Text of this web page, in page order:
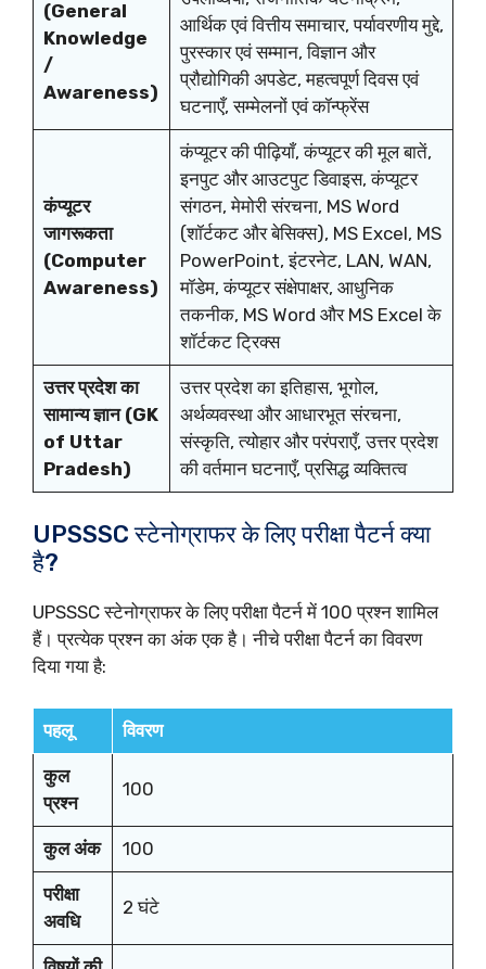
(General
Knowledge
/
Awareness)
आर्थिक एवं वित्तीय समाचार, पर्यावरणीय मुद्दे,
पुरस्कार एवं सम्मान, विज्ञान और
प्रौद्योगिकी अपडेट, महत्वपूर्ण दिवस एवं
घटनाएँ, सम्मेलनों एवं कॉन्फ्रेंस
कंप्यूटर
जागरूकता
(Computer
Awareness)
कंप्यूटर की पीढ़ियाँ, कंप्यूटर की मूल बातें,
इनपुट और आउटपुट डिवाइस, कंप्यूटर
संगठन, मेमोरी संरचना, MS Word
(शॉर्टकट और बेसिक्स), MS Excel, MS
PowerPoint, इंटरनेट, LAN, WAN,
मॉडेम, कंप्यूटर संक्षेपाक्षर, आधुनिक
तकनीक, MS Word और MS Excel के
शॉर्टकट ट्रिक्स
उत्तर प्रदेश का
सामान्य ज्ञान (GK
of Uttar
Pradesh)
उत्तर प्रदेश का इतिहास, भूगोल,
अर्थव्यवस्था और आधारभूत संरचना,
संस्कृति, त्योहार और परंपराएँ, उत्तर प्रदेश
की वर्तमान घटनाएँ, प्रसिद्ध व्यक्तित्व
UPSSSC स्टेनोग्राफर के लिए परीक्षा पैटर्न क्या
है?
UPSSSC स्टेनोग्राफर के लिए परीक्षा पैटर्न में 100 प्रश्न शामिल
हैं। प्रत्येक प्रश्न का अंक एक है। नीचे परीक्षा पैटर्न का विवरण
दिया गया है:
पहलू विवरण
कुल
प्रश्न
100
कुल अंक 100
परीक्षा
अवधि
2 घंटे